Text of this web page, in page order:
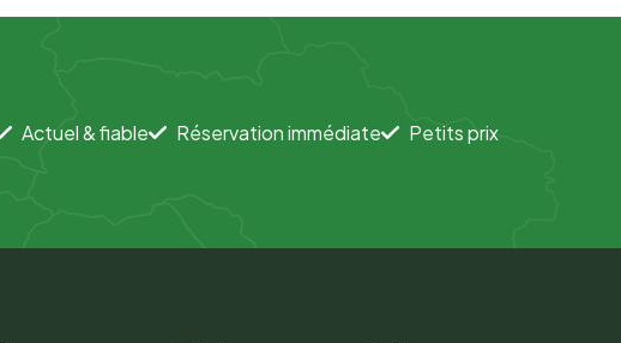
Actuel & fiable Réservation immédiate Petits prix